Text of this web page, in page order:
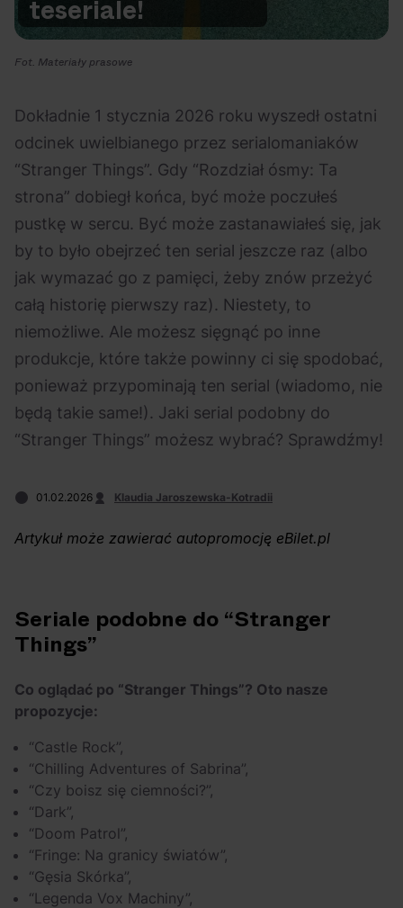
Na czasie
Polecane Scena Impostora 06.08.2026
Kto jest
prawdziwym fanem
Chivasa?
eBilet Festiwal 05.08.2026
Aplikacja
KAMAAAN nową
inicjatywą eBilet
jednoczącą fanów
Festiwal OFF Festival 04.08.2026
OFF Festival 2026 –
nocne koncerty
High Five Polecane 04.08.2026
High Five: pięć
najciekawszych
lipiec 2026]
teseriale!
Fot. Materiały prasowe
Dokładnie 1 stycznia 2026 roku wyszedł ostatni
odcinek uwielbianego przez serialomaniaków
“Stranger Things”. Gdy “Rozdział ósmy: Ta
strona” dobiegł końca, być może poczułeś
pustkę w sercu. Być może zastanawiałeś się, jak
by to było obejrzeć ten serial jeszcze raz (albo
jak wymazać go z pamięci, żeby znów przeżyć
całą historię pierwszy raz). Niestety, to
niemożliwe. Ale możesz sięgnąć po inne
produkcje, które także powinny ci się spodobać,
ponieważ przypominają ten serial (wiadomo, nie
będą takie same!). Jaki serial podobny do
“Stranger Things” możesz wybrać? Sprawdźmy!
01.02.2026 Klaudia Jaroszewska-Kotradii
Artykuł może zawierać autopromocję eBilet.pl
Seriale podobne do “Stranger
Things”
Co oglądać po “Stranger Things”? Oto nasze
propozycje:
“Castle Rock”,
“Chilling Adventures of Sabrina”,
“Czy boisz się ciemności?”,
“Dark”,
“Doom Patrol”,
“Fringe: Na granicy światów”,
“Gęsia Skórka”,
“Legenda Vox Machiny”,